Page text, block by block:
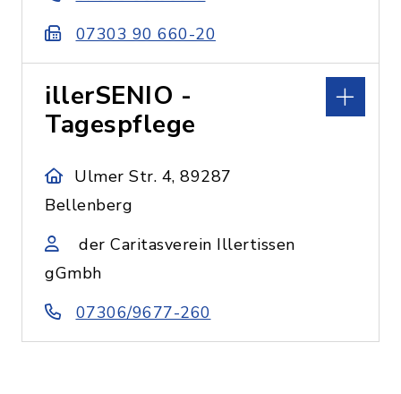
07303 90 660-20
illerSENIO -
Tagespflege
Ulmer Str. 4, 89287
Bellenberg
der Caritasverein Illertissen
gGmbh
07306/9677-260